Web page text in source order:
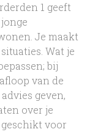
1 geeft
Je maakt
Wat je
bij
van de
geven,
over je
voor